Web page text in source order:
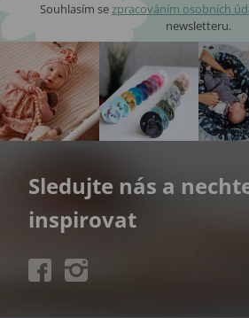
Souhlasím sezpracováním osobních
newsletteru.
Sledujte nás a
inspirovat